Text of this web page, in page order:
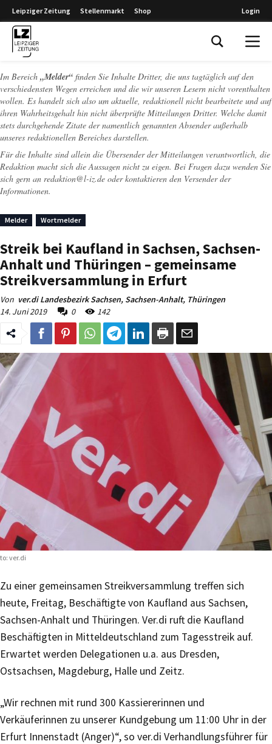
Leipziger Zeitung Stellenmarkt Shop Login
Im Bereich „Melder“ finden Sie Inhalte Dritter, die uns tagtäglich auf den
verschiedensten Wegen erreichen und die wir unseren Lesern nicht vorenthalten
wollen. Es handelt sich also um aktuelle, redaktionell nicht bearbeitete und auf
ihren Wahrheitsgehalt hin nicht überprüfte Mitteilungen Dritter. Welche damit
stets durchgehende Zitate der namentlich genannten Absender außerhalb
unseres redaktionellen Bereiches darstellen.
Für die Inhalte sind allein die Übersender der Mitteilungen verantwortlich, die
Redaktion macht sich die Aussagen nicht zu eigen. Bei Fragen dazu wenden Sie
sich gern an redaktion@l-iz.de oder kontaktieren den Versender der
Informationen.
Melder Wortmelder
Streik bei Kaufland in Sachsen, Sachsen-
Anhalt und Thüringen – gemeinsame
Streikversammlung in Erfurt
Von ver.di Landesbezirk Sachsen, Sachsen-Anhalt, Thüringen
14. Juni 2019
0 142
ver.di
Zu einer gemeinsamen Streikversammlung treffen sich
heute, Freitag, Beschäftigte von Kaufland aus Sachsen,
Sachsen-Anhalt und Thüringen. Ver.di ruft die Kaufland
Beschäftigten in Mitteldeutschland zum Tagesstreik auf.
Erwartet werden Delegationen u.a. aus Dresden,
Ostsachsen, Magdeburg, Halle und Zeitz.
„Wir rechnen mit rund 300 Kassiererinnen und
Verkäuferinnen zu unserer Kundgebung um 11:00 Uhr in der
Erfurt Innenstadt (Anger)“, so ver.di Verhandlungsführer für